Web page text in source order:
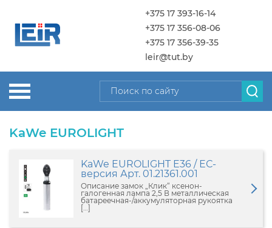
+375 17 393-16-14
+375 17 356-08-06
+375 17 356-39-35
leir@tut.by
KaWe EUROLIGHT
KaWe EUROLIGHT E36 / ЕС-
версия Арт. 01.21361.001
Описание замок „Клик“ ксенон-
галогенная лампа 2,5 В металлическая
батареечная-/аккумуляторная рукоятка
[…]